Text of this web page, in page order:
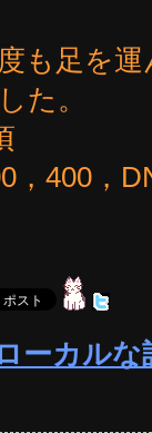
も足を
た。
400，
ローカルな